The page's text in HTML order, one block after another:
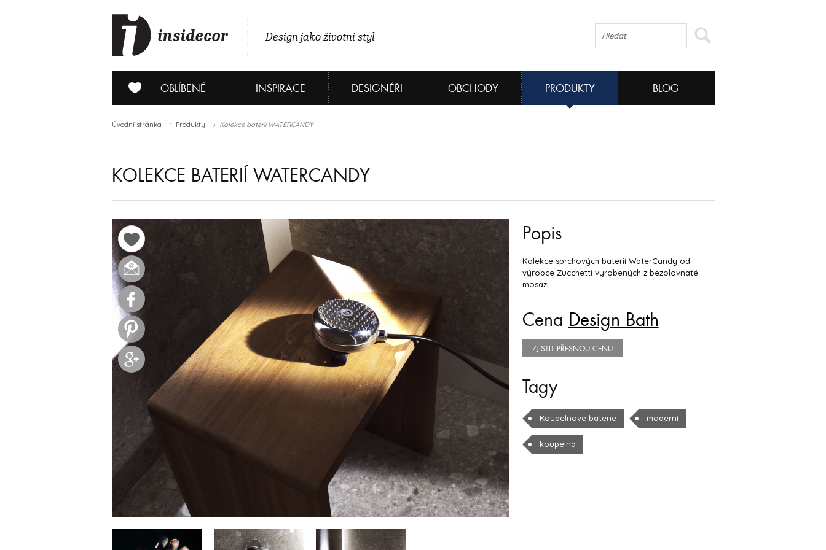
Design jako životní styl
OBLÍBENÉ INSPIRACE DESIGNÉŘI OBCHODY PRODUKTY BLOG
Úvodní stránka Produkty Kolekce baterií WATERCANDY
KOLEKCE BATERIÍ WATERCANDY
Popis
Kolekce sprchových baterií WaterCandy od
výrobce Zucchetti vyrobených z bezolovnaté
mosazi.
Cena Design Bath
ZJISTIT PŘESNOU CENU
Tagy
Koupelnové baterie moderní
koupelna